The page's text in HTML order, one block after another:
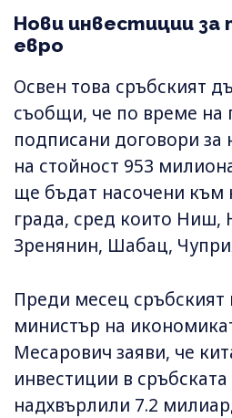
Нови инвестиции за
евро
Освен това сръбският
съобщи, че по време на
подписани договори за
на стойност 953
ще бъдат насочени към
града, сред които Ниш,
Зренянин, Шабац,
Преди месец
министър на
Месарович заяви, че
инвестиции в
надхвърлили 7.2